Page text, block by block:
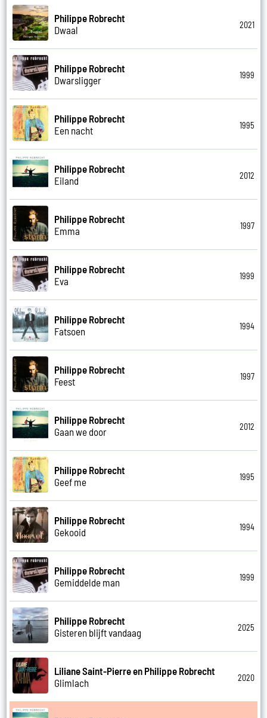
Philippe Robrecht
Dwaal
2021
Philippe Robrecht
Dwarsligger
1999
Philippe Robrecht
Een nacht
1995
Philippe Robrecht
Eiland
2012
Philippe Robrecht
Emma
1997
Philippe Robrecht
Eva
1999
Philippe Robrecht
Fatsoen
1994
Philippe Robrecht
Feest
1997
Philippe Robrecht
Gaan we door
2012
Philippe Robrecht
Geef me
1995
Philippe Robrecht
Gekooid
1994
Philippe Robrecht
Gemiddelde man
1999
Philippe Robrecht
Gisteren blijft vandaag
2025
Liliane Saint-Pierre en Philippe Robrecht
Glimlach
2020